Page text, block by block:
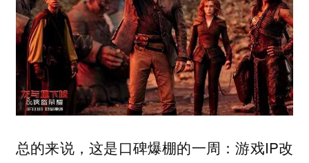
总的来说，这是口碑爆棚的一周：游戏IP改